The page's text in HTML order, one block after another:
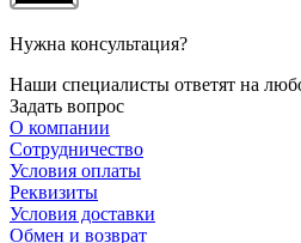
Нужна консультация?
Наши специалисты ответят на
Задать вопрос
О компании
Сотрудничество
Условия оплаты
Реквизиты
Условия доставки
Обмен и возврат